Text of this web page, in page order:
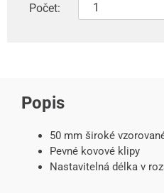
Počet:
Popis
50 mm široké
Pevné kovové klipy
Nastavitelná délka v